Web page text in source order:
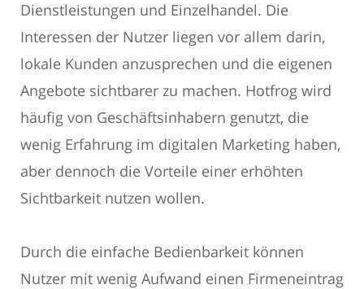
Dienstleistungen und Einzelhandel. Die
Interessen der Nutzer liegen vor allem darin,
lokale Kunden anzusprechen und die eigenen
Angebote sichtbarer zu machen. Hotfrog wird
häufig von Geschäftsinhabern genutzt, die
wenig Erfahrung im digitalen Marketing haben,
aber dennoch die Vorteile einer erhöhten
Sichtbarkeit nutzen wollen.
Durch die einfache Bedienbarkeit können
Nutzer mit wenig Aufwand einen Firmeneintrag